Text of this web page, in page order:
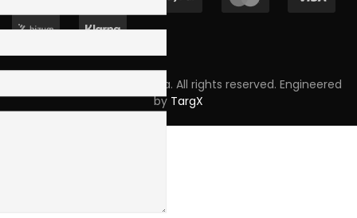
Copyright © 2023 Skpro, Lda. All rights reserved. Engineered
by TargX